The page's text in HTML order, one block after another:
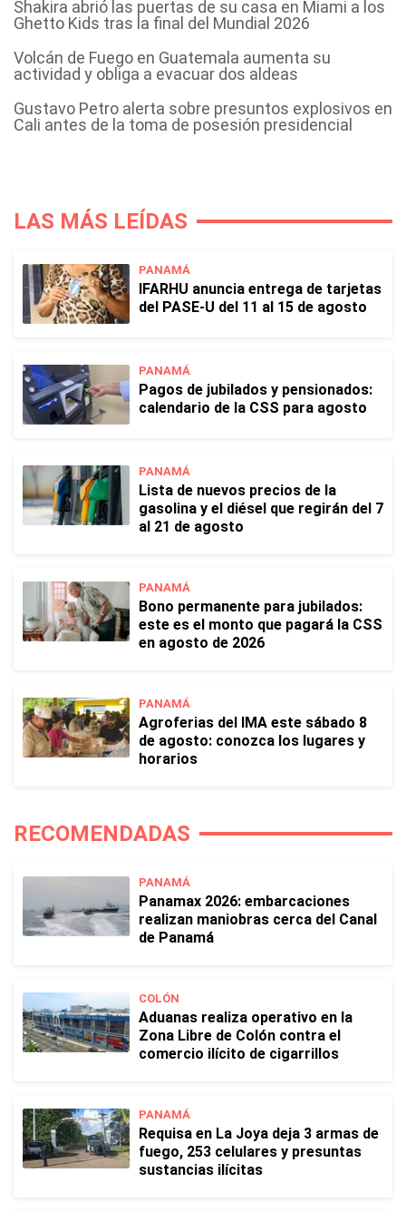
Shakira abrió las puertas de su casa en Miami a los
Ghetto Kids tras la final del Mundial 2026
Volcán de Fuego en Guatemala aumenta su
actividad y obliga a evacuar dos aldeas
Gustavo Petro alerta sobre presuntos explosivos en
Cali antes de la toma de posesión presidencial
LAS MÁS LEÍDAS
PANAMÁ
IFARHU anuncia entrega de tarjetas
del PASE-U del 11 al 15 de agosto
PANAMÁ
Pagos de jubilados y pensionados:
calendario de la CSS para agosto
PANAMÁ
Lista de nuevos precios de la
gasolina y el diésel que regirán del 7
al 21 de agosto
PANAMÁ
Bono permanente para jubilados:
este es el monto que pagará la CSS
en agosto de 2026
PANAMÁ
Agroferias del IMA este sábado 8
de agosto: conozca los lugares y
horarios
RECOMENDADAS
PANAMÁ
Panamax 2026: embarcaciones
realizan maniobras cerca del Canal
de Panamá
COLÓN
Aduanas realiza operativo en la
Zona Libre de Colón contra el
comercio ilícito de cigarrillos
PANAMÁ
Requisa en La Joya deja 3 armas de
fuego, 253 celulares y presuntas
sustancias ilícitas